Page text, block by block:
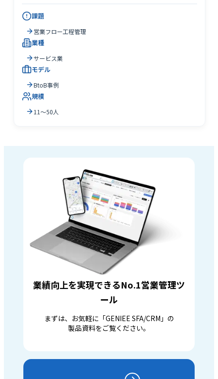
課題
営業フロー工程管理
業種
サービス業
モデル
BtoB事例
規模
11～50人
業績向上を実現できるNo.1営業管理ツ
ール
まずは、お気軽に「GENIEE SFA/CRM」の
製品資料をご覧ください。